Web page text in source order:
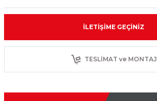
İLETIŞIME GEÇINIZ
TESLİMAT ve MONTAJ